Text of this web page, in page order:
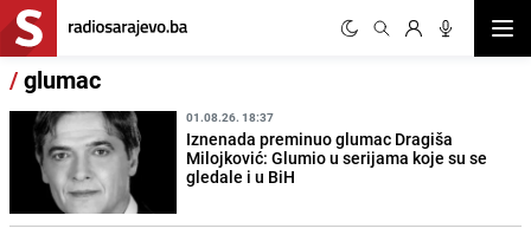
/glumac
01.08.26. 18:37
Iznenada preminuo glumac Dragiša
Milojković: Glumio u serijama koje su se
gledale i u BiH